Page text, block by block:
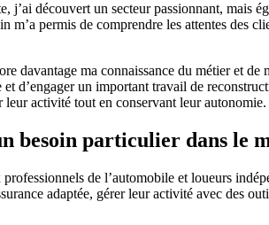
découvert un secteur passionnant, mais
permis de comprendre les attentes des
davantage ma connaissance du métier et de
d’engager un important travail de
leur activité tout en conservant leur autonomie.
besoin particulier dans le
de l’automobile et loueurs
adaptée, gérer leur activité avec des